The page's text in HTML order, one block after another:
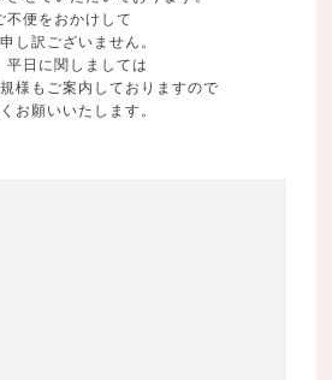
不便をおかけして
し訳ございません。
平日に関しましては
様もご案内しておりますので
お願いいたします。